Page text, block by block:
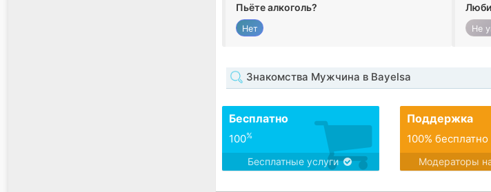
Пьёте алкоголь?
Нет Не
Знакомства Мужчина в Bayelsa
Бесплатно
100%
Бесплатные услуги
Поддержка
100% бесплатно
Модераторы